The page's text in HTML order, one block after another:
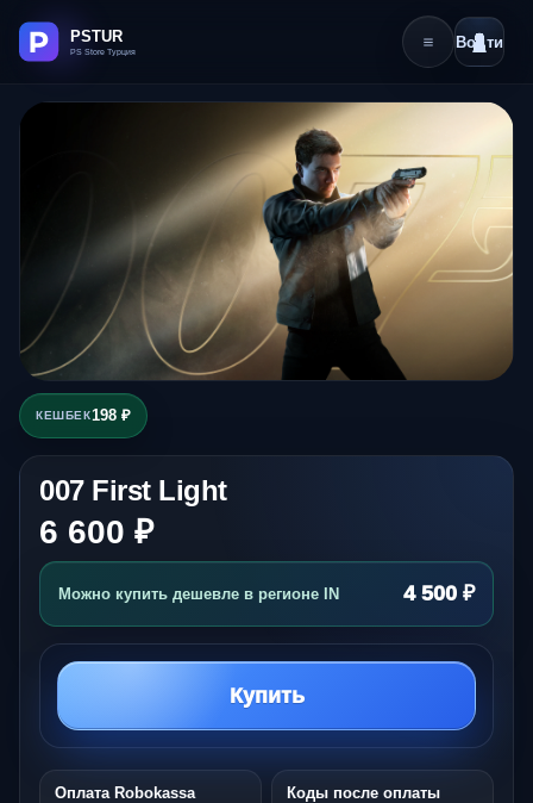
Войти
КЕШБЕК198 ₽
007 First Light
6 600 ₽
Можно купить дешевле в регионе IN 4 500 ₽
Купить
Оплата Robokassa Коды после оплаты